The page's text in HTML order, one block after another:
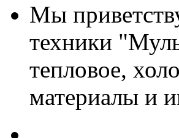
Мы
техники
тепловое,
материалы и